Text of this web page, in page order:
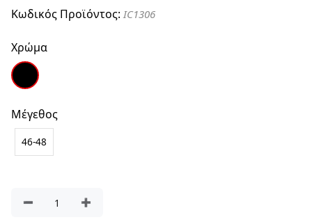
Κωδικός Προϊόντος: IC1306
Χρώμα
Μέγεθος
46-48